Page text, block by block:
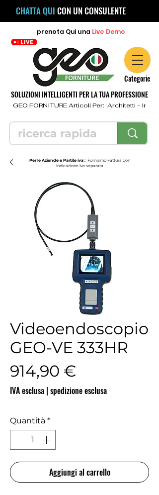
CHATTA QUI CON UN CONSULENTE
prenota Qui una Live Demo
Categorie
SOLUZIONI INTELLIGENTI PER LA TUA PROFESSIONE
GEO FORNITURE Articoli Per:  Architetti -
Per le Aziende e Partite iva : Forniamo Fattura con
indicazione iva separata
Videoendoscopio
GEO-VE 333HR
914,90 €
IVA esclusa | spedizione esclusa
Quantità *
Aggiungi al carrello